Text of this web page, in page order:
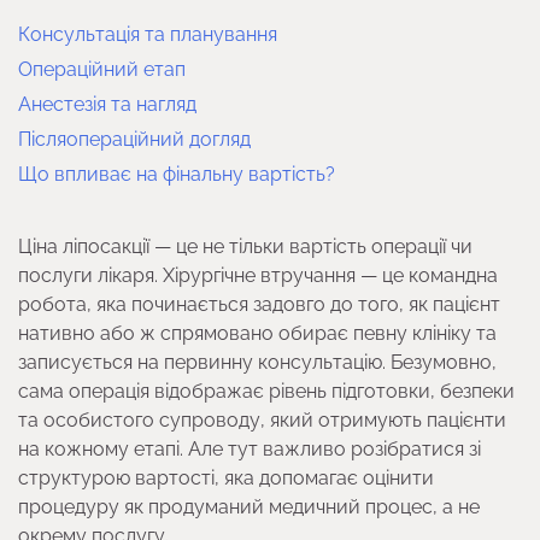
Консультація та планування
Операційний етап
Анестезія та нагляд
Післяопераційний догляд
Що впливає на фінальну вартість?
Ціна ліпосакції — це не тільки вартість операції чи
послуги лікаря. Хірургічне втручання — це командна
робота, яка починається задовго до того, як пацієнт
нативно або ж спрямовано обирає певну клініку та
записується на первинну консультацію. Безумовно,
сама операція відображає рівень підготовки, безпеки
та особистого супроводу, який отримують пацієнти
на кожному етапі. Але тут важливо розібратися зі
структурою вартості, яка допомагає оцінити
процедуру як продуманий медичний процес, а не